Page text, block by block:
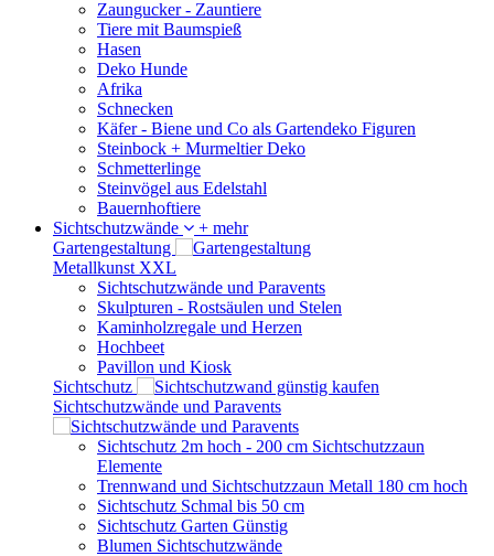
Zaungucker - Zauntiere
Tiere mit Baumspieß
Hasen
Deko Hunde
Afrika
Schnecken
Käfer - Biene und Co als Gartendeko Figuren
Steinbock + Murmeltier Deko
Schmetterlinge
Steinvögel aus Edelstahl
Bauernhoftiere
Sichtschutzwände
+ mehr
Gartengestaltung
Metallkunst XXL
Sichtschutzwände und Paravents
Skulpturen - Rostsäulen und Stelen
Kaminholzregale und Herzen
Hochbeet
Pavillon und Kiosk
Sichtschutz
Sichtschutzwände und Paravents
Sichtschutz 2m hoch - 200 cm Sichtschutzzaun
Elemente
Trennwand und Sichtschutzzaun Metall 180 cm hoch
Sichtschutz Schmal bis 50 cm
Sichtschutz Garten Günstig
Blumen Sichtschutzwände